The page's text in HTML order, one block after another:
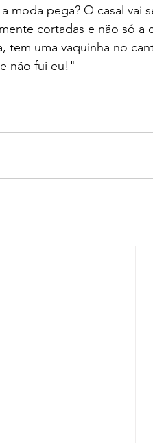
moda pega? O casal vai
cortadas e não só a
tem uma vaquinha no
não fui eu!"